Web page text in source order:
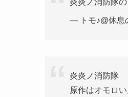
炎炎ノ消防隊
— トモ♪@休息
炎炎ノ消防隊
原作はオモロ